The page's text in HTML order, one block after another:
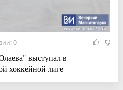
0
выступал в
хоккейной лиге